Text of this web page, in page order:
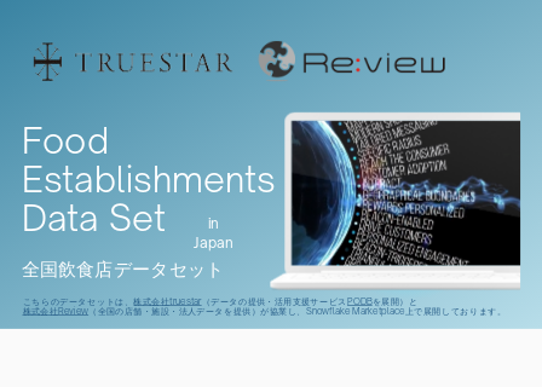
こちらのデータセットは、株式会社truestar （データの提供・活用支援サービスPODBを展開）と
株式会社Review （全国の店舗・施設・法人データを提供）が協業し、Snowflake Marketplace上で展開しております。
Food
Establishments
Data Set
全国飲食店データセット
in
Japan